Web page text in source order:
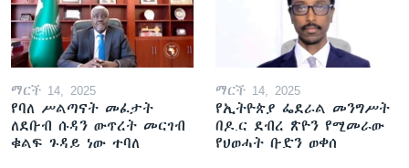
ማርች 14, 2025
የባለ ሥልጣናት መፈታት
ለደቡብ ሱዳን ውጥረት መርገብ
ቁልፍ ጉዳይ ነው ተባለ
ማርች 14, 2025
የኢትዮጵያ ፌደራል መንግሥት
በዶ.ር ደብረ ጽዮን የሚመራው
የህወሓት ቡድን ወቀሰ